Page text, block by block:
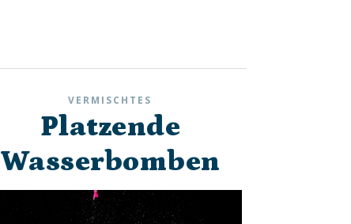
VERMISCHTES
Platzende
Wasserbomben